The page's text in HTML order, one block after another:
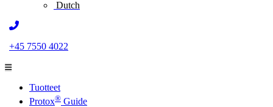
Dutch
+45 7550 4022
Tuotteet
Protox® Guide